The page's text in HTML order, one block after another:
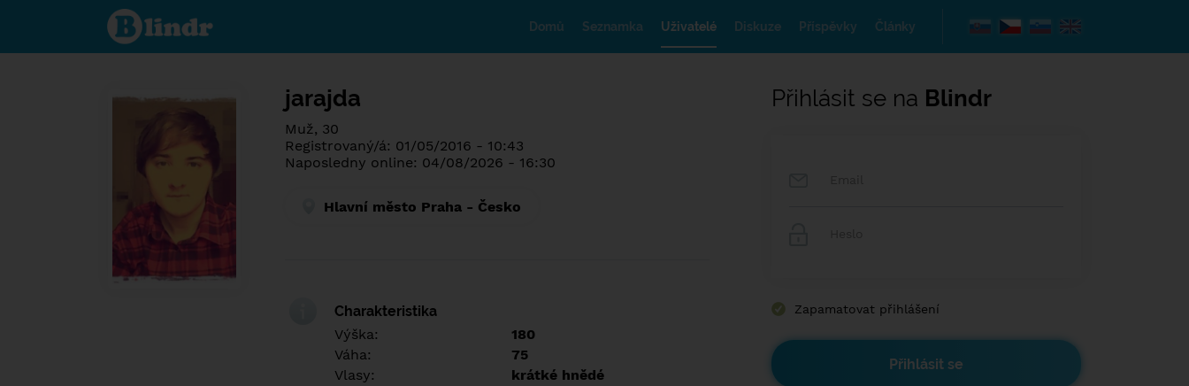
Poznej co je
pod maskou.
Seznamovací
Domů Seznamka Uživatelé Diskuze Příspěvky Články
jarajda
Muž, 30
Registrovaný/á: 01/05/2016 - 10:43
Naposledny online: 04/08/2026 - 16:30
Hlavní město Praha - Česko
Charakteristika
Výška:
180
Váha:
75
Vlasy:
krátké hnědé
Přihlásit se na Blindr
Zapamatovat přihlášení